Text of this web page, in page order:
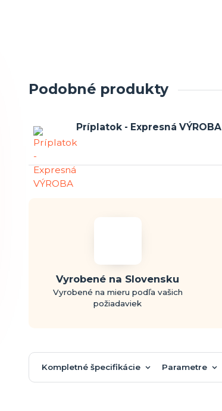
Podobné produkty
Príplatok - Expresná VÝROBA
Vyrobené na Slovensku
Vyrobené na mieru podľa vašich
požiadaviek
Kompletné špecifikácie Parametre